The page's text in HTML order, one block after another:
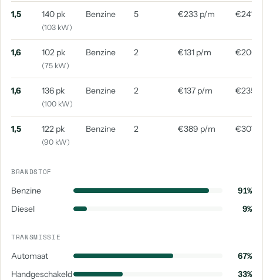
1,5 140 pk
(103 kW)
Benzine 5 €233 p/m €241
1,6 102 pk
(75 kW)
Benzine 2 €131 p/m €200
1,6 136 pk
(100 kW)
Benzine 2 €137 p/m €235
1,5 122 pk
(90 kW)
Benzine 2 €389 p/m €307
BRANDSTOF
Benzine
91%
Diesel
9%
TRANSMISSIE
Automaat
67%
Handgeschakeld
33%